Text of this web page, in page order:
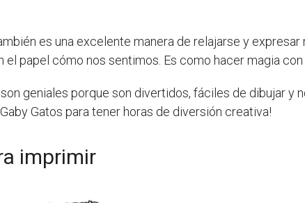
es una excelente manera de relajarse y
el papel cómo nos sentimos. Es como hacer magia
geniales porque son divertidos, fáciles de dibujar y
Gatos para tener horas de diversión creativa!
imprimir